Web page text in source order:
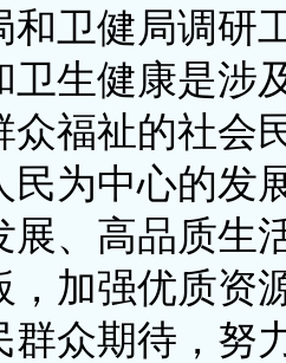
和卫健局调研
卫生健康是涉
众福祉的社会
民为中心的发
展、高品质生
，加强优质资
群众期待，努